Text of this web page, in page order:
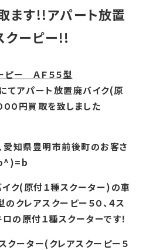
ます!!アパート放置
クーピー!!
てアパート放置廃バイク(原
０円買取を致しました
愛知県豊明市前後町のお客さ
イク(原付１種スクーター)の車
クレアスクーピー５０、４ス
ロの原付１種スクーターです！
クーター(クレアスクーピー５